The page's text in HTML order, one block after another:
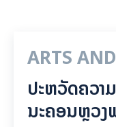
ARTS
ປະຫວັດຄວາ
ນະຄອນຫຼວງ